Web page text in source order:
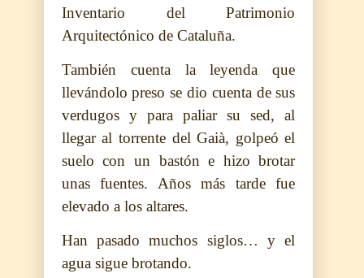
Inventario del Patrimonio
Arquitectónico de Cataluña.
También cuenta la leyenda que
llevándolo preso se dio cuenta de sus
verdugos y para paliar su sed, al
llegar al torrente del Gaià, golpeó el
suelo con un bastón e hizo brotar
unas fuentes. Años más tarde fue
elevado a los altares.
Han pasado muchos siglos… y el
agua sigue brotando.